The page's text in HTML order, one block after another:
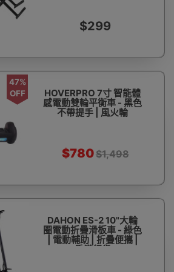
$299
47%
OFF
HOVERPRO 7寸 智能體
感電動雙輪平衡車 - 黑色
不帶提手 | 風火輪
HOVERBOARD
$780$1,498
DAHON ES-2 10"大輪
圈電動折疊滑板車 - 綠色
| 電動輔助 | 折疊便攜 |
香港行貨